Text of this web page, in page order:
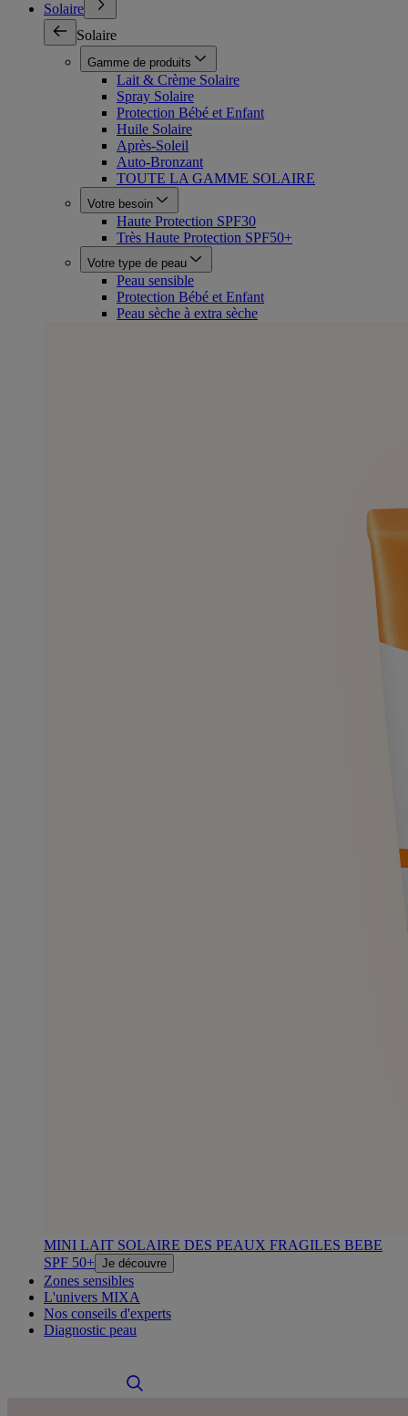
Solaire
Solaire
Gamme de produits
Lait & Crème Solaire
Spray Solaire
Protection Bébé et Enfant
Huile Solaire
Après-Soleil
Auto-Bronzant
TOUTE LA GAMME SOLAIRE
Votre besoin
Haute Protection SPF30
Très Haute Protection SPF50+
Votre type de peau
Peau sensible
Protection Bébé et Enfant
Peau sèche à extra sèche
MINI LAIT SOLAIRE DES PEAUX FRAGILES BEBE
SPF 50+ Je découvre
Zones sensibles
L'univers MIXA
Nos conseils d'experts
Diagnostic peau